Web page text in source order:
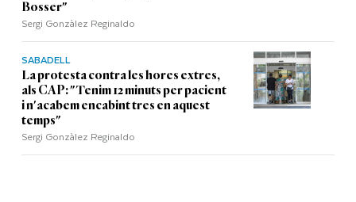
Bosser"
Sergi Gonzàlez Reginaldo
SABADELL
La protesta contra les hores extres,
als CAP: "Tenim 12 minuts per pacient
i n'acabem encabint tres en aquest
temps"
Sergi Gonzàlez Reginaldo